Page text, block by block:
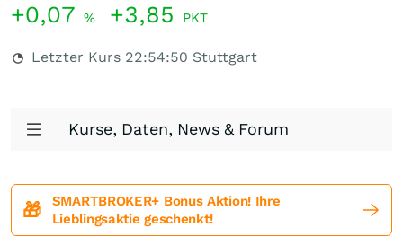
+0,07 % +3,85 PKT
Letzter Kurs 22:54:50 Stuttgart
Kurse, Daten, News & Forum
🎁
SMARTBROKER+ Bonus Aktion! Ihre
Lieblingsaktie geschenkt!